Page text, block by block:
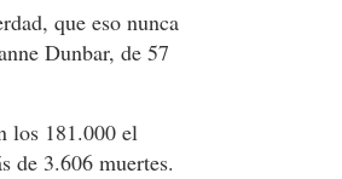
que eso nunca
Dunbar, de 57
los 181.000 el
de 3.606 muertes.